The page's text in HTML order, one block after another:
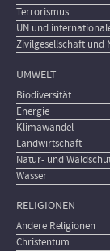
Terrorismus
UN und
Zivilgesellschaft und
UMWELT
Biodiversität
Energie
Klimawandel
Landwirtschaft
Natur- und
Wasser
RELIGIONEN
Andere Religionen
Christentum